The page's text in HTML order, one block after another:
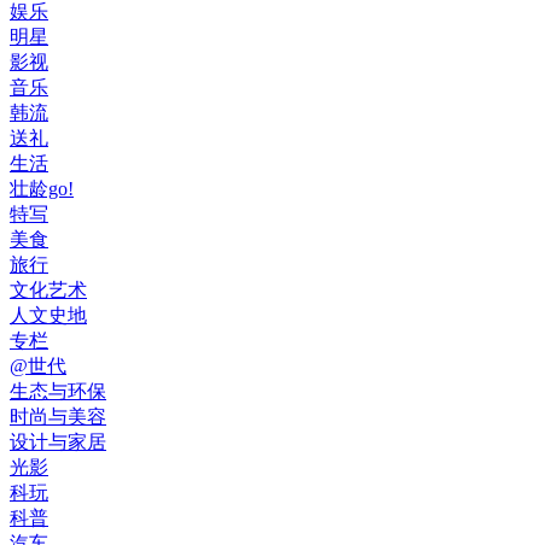
娱乐
明星
影视
音乐
韩流
送礼
生活
壮龄go!
特写
美食
旅行
文化艺术
人文史地
专栏
@世代
生态与环保
时尚与美容
设计与家居
光影
科玩
科普